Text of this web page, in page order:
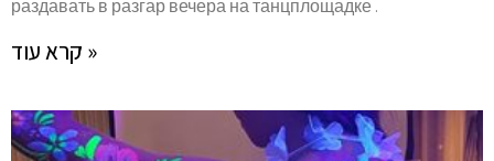
раздавать в разгар вечера на танцплощадке .
קרא עוד »